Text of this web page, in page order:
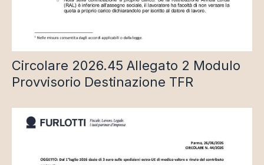
Circolare 2026.45 Allegato 2 Modulo
Provvisorio Destinazione TFR